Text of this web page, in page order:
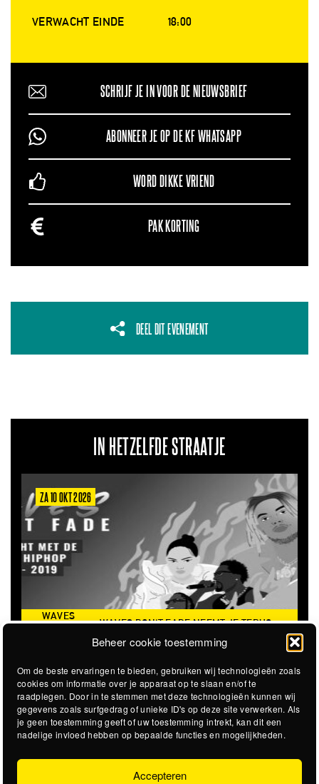
Beheer cookie toestemming
Om de beste ervaringen te bieden, gebruiken wij technologieën zoals
cookies om informatie over je apparaat op te slaan en/of te
raadplegen. Door in te stemmen met deze technologieën kunnen wij
gegevens zoals surfgedrag of unieke ID's op deze site verwerken. Als
je geen toestemming geeft of uw toestemming intrekt, kan dit een
nadelige invloed hebben op bepaalde functies en mogelijkheden.
Accepteren
VERWACHT EINDE 18:00
SCHRIJF JE IN VOOR DE NIEUWSBRIEF
ABONNEER JE OP DE KF WHATSAPP
WORD DIKKE VRIEND
PAK KORTING
DEEL DIT EVENEMENT
IN HETZELFDE STRAATJE
ZA 10 OKT 2026
WAVES
WAVES DON'T FADE NEEMT JE TERUG
NAAR DE ICONISCHE ZOMER VAN 2016